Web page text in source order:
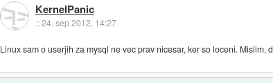
KernelPanic
::24. sep 2012, 14:27
Linux sam o userjih za mysql ne vec prav nicesar, ker so loceni. Mislim,